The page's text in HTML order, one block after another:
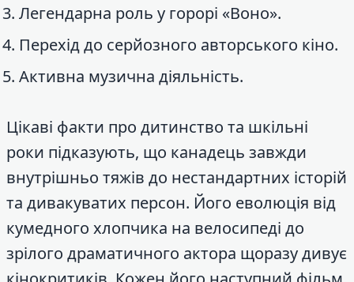
Легендарна роль у горорі «Воно».
Перехід до серйозного авторського кіно.
Активна музична діяльність.
Цікаві факти про дитинство та шкільні
роки підказують, що канадець завжди
внутрішньо тяжів до нестандартних історій
та дивакуватих персон. Його еволюція від
кумедного хлопчика на велосипеді до
зрілого драматичного актора щоразу дивує